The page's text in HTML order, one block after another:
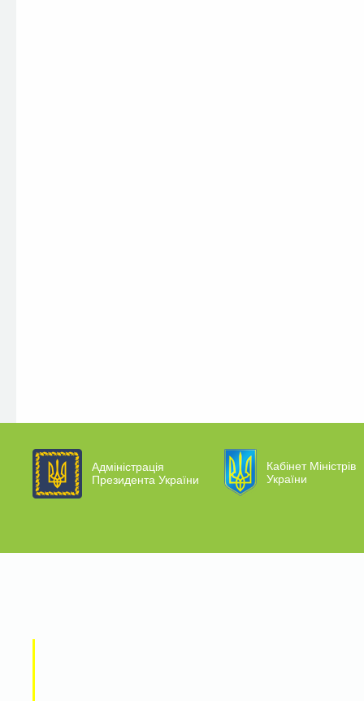
Адміністрація
Президента України
Кабінет Міністрів
України